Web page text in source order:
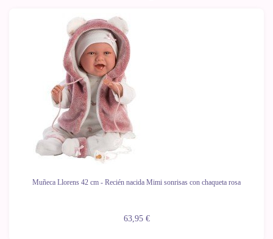
Muñeca Llorens 42 cm - Recién nacida Mimi sonrisas con chaqueta rosa
63,95 €